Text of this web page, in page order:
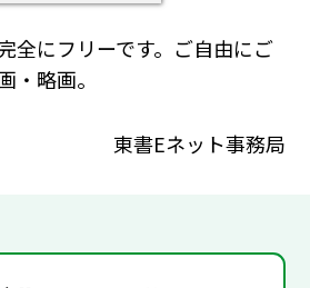
全にフリーです。ご自由にご
・略画。
東書Eネット事務局